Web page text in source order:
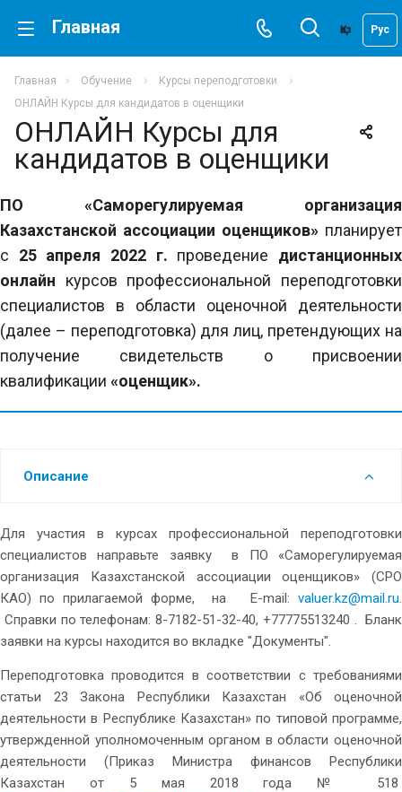
Главная Қаз Рус
Главная Обучение
Курсы переподготовки
ОНЛАЙН Курсы для кандидатов в оценщики
ОНЛАЙН Курсы для
кандидатов в оценщики
ПО «Саморегулируемая организация
Казахстанской ассоциации оценщиков» планирует
с 25 апреля 2022 г. проведение дистанционных
онлайн курсов профессиональной переподготовки
специалистов в области оценочной деятельности
(далее – переподготовка) для лиц, претендующих на
получение свидетельств о присвоении
квалификации «оценщик».
Описание
Для участия в курсах профессиональной переподготовки
специалистов направьте заявку в ПО «Саморегулируемая
организация Казахстанской ассоциации оценщиков» (СРО
КАО) по прилагаемой форме, на Е-mail: valuer.kz@mail.ru.
Справки по телефонам: 8-7182-51-32-40, +77775513240 . Бланк
заявки на курсы находится во вкладке "Документы".
Переподготовка проводится в соответствии с требованиями
статьи 23 Закона Республики Казахстан «Об оценочной
деятельности в Республике Казахстан» по типовой программе,
утвержденной уполномоченным органом в области оценочной
деятельности (Приказ Министра финансов Республики
Казахстан от 5 мая 2018 года № 518